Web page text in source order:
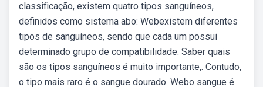
classificação, existem quatro tipos sanguíneos,
definidos como sistema abo: Webexistem diferentes
tipos de sanguíneos, sendo que cada um possui
determinado grupo de compatibilidade. Saber quais
são os tipos sanguíneos é muito importante,. Contudo,
o tipo mais raro é o sangue dourado. Webo sangue é